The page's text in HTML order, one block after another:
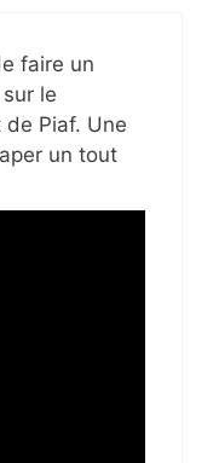
faire un
le
Piaf. Une
un tout